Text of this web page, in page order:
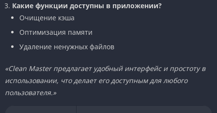
Какие функции доступны в приложении?
Очищение кэша
Оптимизация памяти
Удаление ненужных файлов
«Clean Master предлагает удобный интерфейс и простоту в
использовании, что делает его доступным для любого
пользователя.»